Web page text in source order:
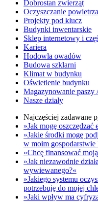
Dobrostan zwierząt
Oczyszczanie powietrza
Projekty pod klucz
Budynki inwentarskie
Sklep internetowy i
Kariera
Hodowla owadów
Budowa szklarni
Klimat w budynku
Oświetlenie budynku
Magazynowanie paszy
Nasze działy
Najczęściej zadawane
»Jak mogę
»Jakie środki mogę
w moim gospodarstwie
»Chcę finansować
»Jak niezawodnie
wywiewanego?«
»Jakiego systemu
potrzebuję do mojej
»Jaki wpływ ma